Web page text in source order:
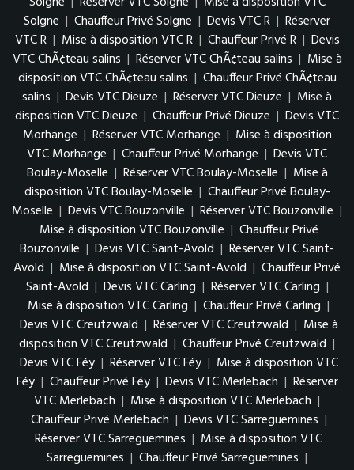
Solgne | Chauffeur Privé Solgne | Devis VTC R | Réserver
VTC R | Mise à disposition VTC R | Chauffeur Privé R | Devis
VTC ChÃ¢teau salins | Réserver VTC ChÃ¢teau salins | Mise à
disposition VTC ChÃ¢teau salins | Chauffeur Privé ChÃ¢teau
salins | Devis VTC Dieuze | Réserver VTC Dieuze | Mise à
disposition VTC Dieuze | Chauffeur Privé Dieuze | Devis VTC
Morhange | Réserver VTC Morhange | Mise à disposition
VTC Morhange | Chauffeur Privé Morhange | Devis VTC
Boulay-Moselle | Réserver VTC Boulay-Moselle | Mise à
disposition VTC Boulay-Moselle | Chauffeur Privé Boulay-
Moselle | Devis VTC Bouzonville | Réserver VTC Bouzonville |
Mise à disposition VTC Bouzonville | Chauffeur Privé
Bouzonville | Devis VTC Saint-Avold | Réserver VTC Saint-
Avold | Mise à disposition VTC Saint-Avold | Chauffeur Privé
Saint-Avold | Devis VTC Carling | Réserver VTC Carling |
Mise à disposition VTC Carling | Chauffeur Privé Carling |
Devis VTC Creutzwald | Réserver VTC Creutzwald | Mise à
disposition VTC Creutzwald | Chauffeur Privé Creutzwald |
Devis VTC Féy | Réserver VTC Féy | Mise à disposition VTC
Féy | Chauffeur Privé Féy | Devis VTC Merlebach | Réserver
VTC Merlebach | Mise à disposition VTC Merlebach |
Chauffeur Privé Merlebach | Devis VTC Sarreguemines |
Réserver VTC Sarreguemines | Mise à disposition VTC
Sarreguemines | Chauffeur Privé Sarreguemines |